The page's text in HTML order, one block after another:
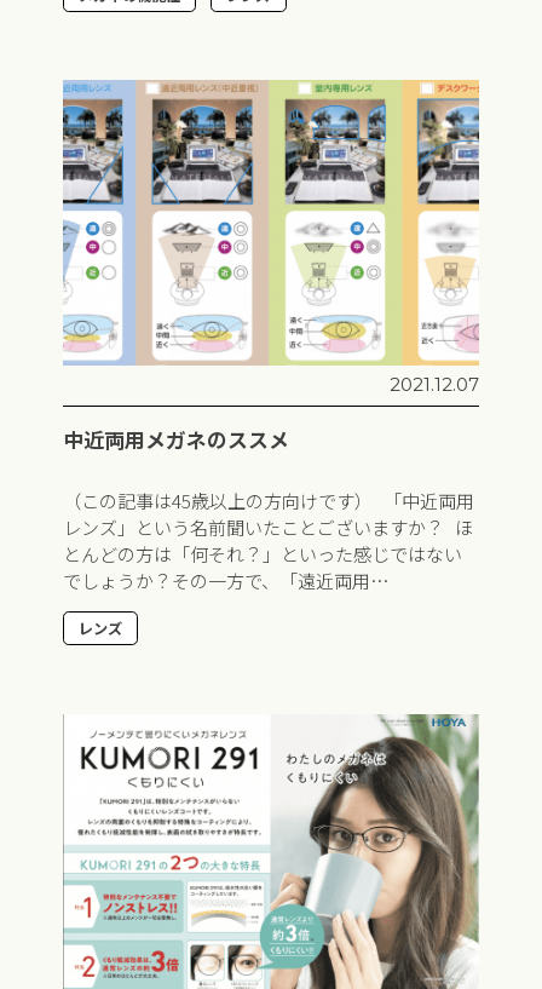
2021.12.07
中近両用メガネのススメ
（この記事は45歳以上の方向けです） 「中近両用
レンズ」という名前聞いたことございますか？ ほ
とんどの方は「何それ？」といった感じではない
でしょうか？その一方で、「遠近両用…
レンズ